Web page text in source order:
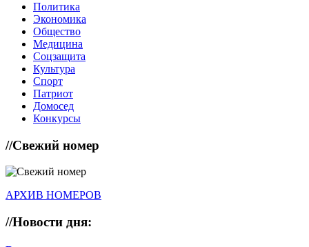
Политика
Экономика
Общество
Медицина
Соцзащита
Культура
Спорт
Патриот
Домосед
Конкурсы
//Свежий номер
АРХИВ НОМЕРОВ
//Новости дня: